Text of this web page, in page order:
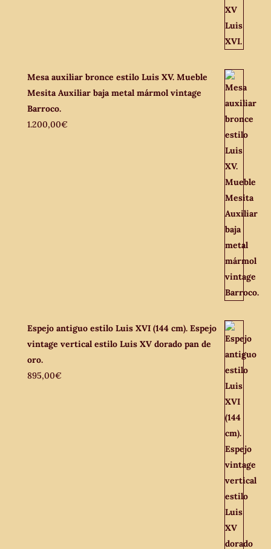
Mesa auxiliar bronce estilo Luis XV. Mueble
Mesita Auxiliar baja metal mármol vintage
Barroco.
1.200,00€
Espejo antiguo estilo Luis XVI (144 cm). Espejo
vintage vertical estilo Luis XV dorado pan de
oro.
895,00€